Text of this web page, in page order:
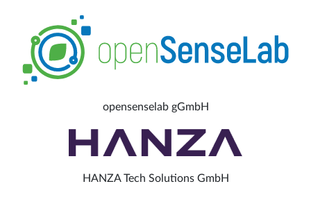
opensenselab gGmbH
HANZA Tech Solutions GmbH